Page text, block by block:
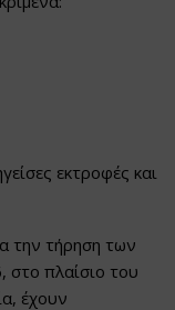
εκτροφές και
την τήρηση των
πλαίσιο του
έχουν